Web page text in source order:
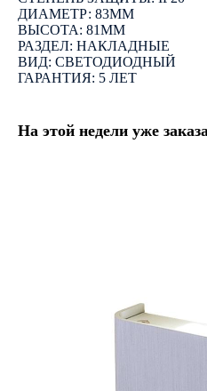
ДИАМЕТР: 83ММ
ВЫСОТА: 81ММ
РАЗДЕЛ: НАКЛАДНЫЕ
ВИД: СВЕТОДИОДНЫЙ
ГАРАНТИЯ: 5 ЛЕТ
На этой недели уже